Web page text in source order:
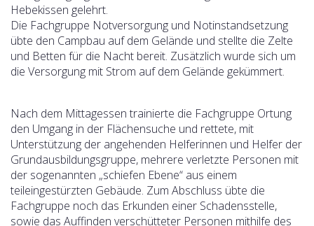
Hebekissen gelehrt.
Die Fachgruppe Notversorgung und Notinstandsetzung
übte den Campbau auf dem Gelände und stellte die Zelte
und Betten für die Nacht bereit. Zusätzlich wurde sich um
die Versorgung mit Strom auf dem Gelände gekümmert.
Nach dem Mittagessen trainierte die Fachgruppe Ortung
den Umgang in der Flächensuche und rettete, mit
Unterstützung der angehenden Helferinnen und Helfer der
Grundausbildungsgruppe, mehrere verletzte Personen mit
der sogenannten „schiefen Ebene“ aus einem
teileingestürzten Gebäude. Zum Abschluss übte die
Fachgruppe noch das Erkunden einer Schadensstelle,
sowie das Auffinden verschütteter Personen mithilfe des